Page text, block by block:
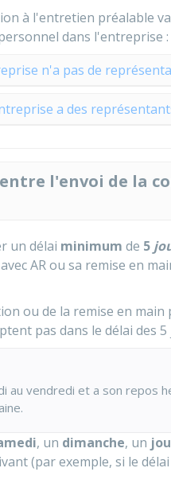
à l'entretien préalable
dans l'entreprise :
n'a pas de
a des
l'envoi de la
un délai minimum de 5
ARou sa remise en
ou de la remise en
pas dans le délai des
au vendredi et a son repos
, un dimanche, un
(par exemple, si le